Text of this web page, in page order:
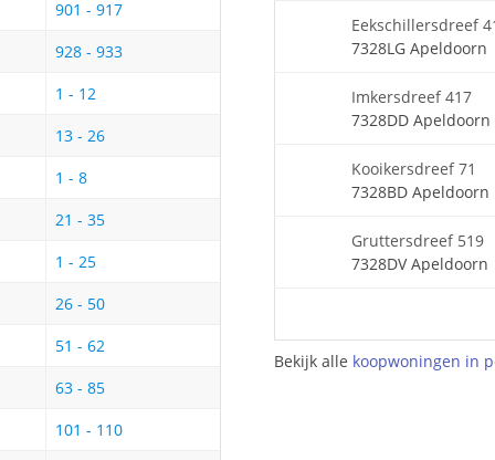
901 - 917
928 - 933
1 - 12
13 - 26
1 - 8
21 - 35
1 - 25
26 - 50
51 - 62
63 - 85
101 - 110
Eekschillersdreef
7328LG Apeldoorn
Imkersdreef 417
7328DD Apeldoorn
Kooikersdreef 71
7328BD Apeldoorn
Gruttersdreef 519
7328DV Apeldoorn
Bekijk alle koopwoningen in